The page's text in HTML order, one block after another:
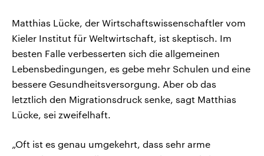
Matthias Lücke, der Wirtschaftswissenschaftler vom
Kieler Institut für Weltwirtschaft, ist skeptisch. Im
besten Falle verbesserten sich die allgemeinen
Lebensbedingungen, es gebe mehr Schulen und eine
bessere Gesundheitsversorgung. Aber ob das
letztlich den Migrationsdruck senke, sagt Matthias
Lücke, sei zweifelhaft.
„Oft ist es genau umgekehrt, dass sehr arme